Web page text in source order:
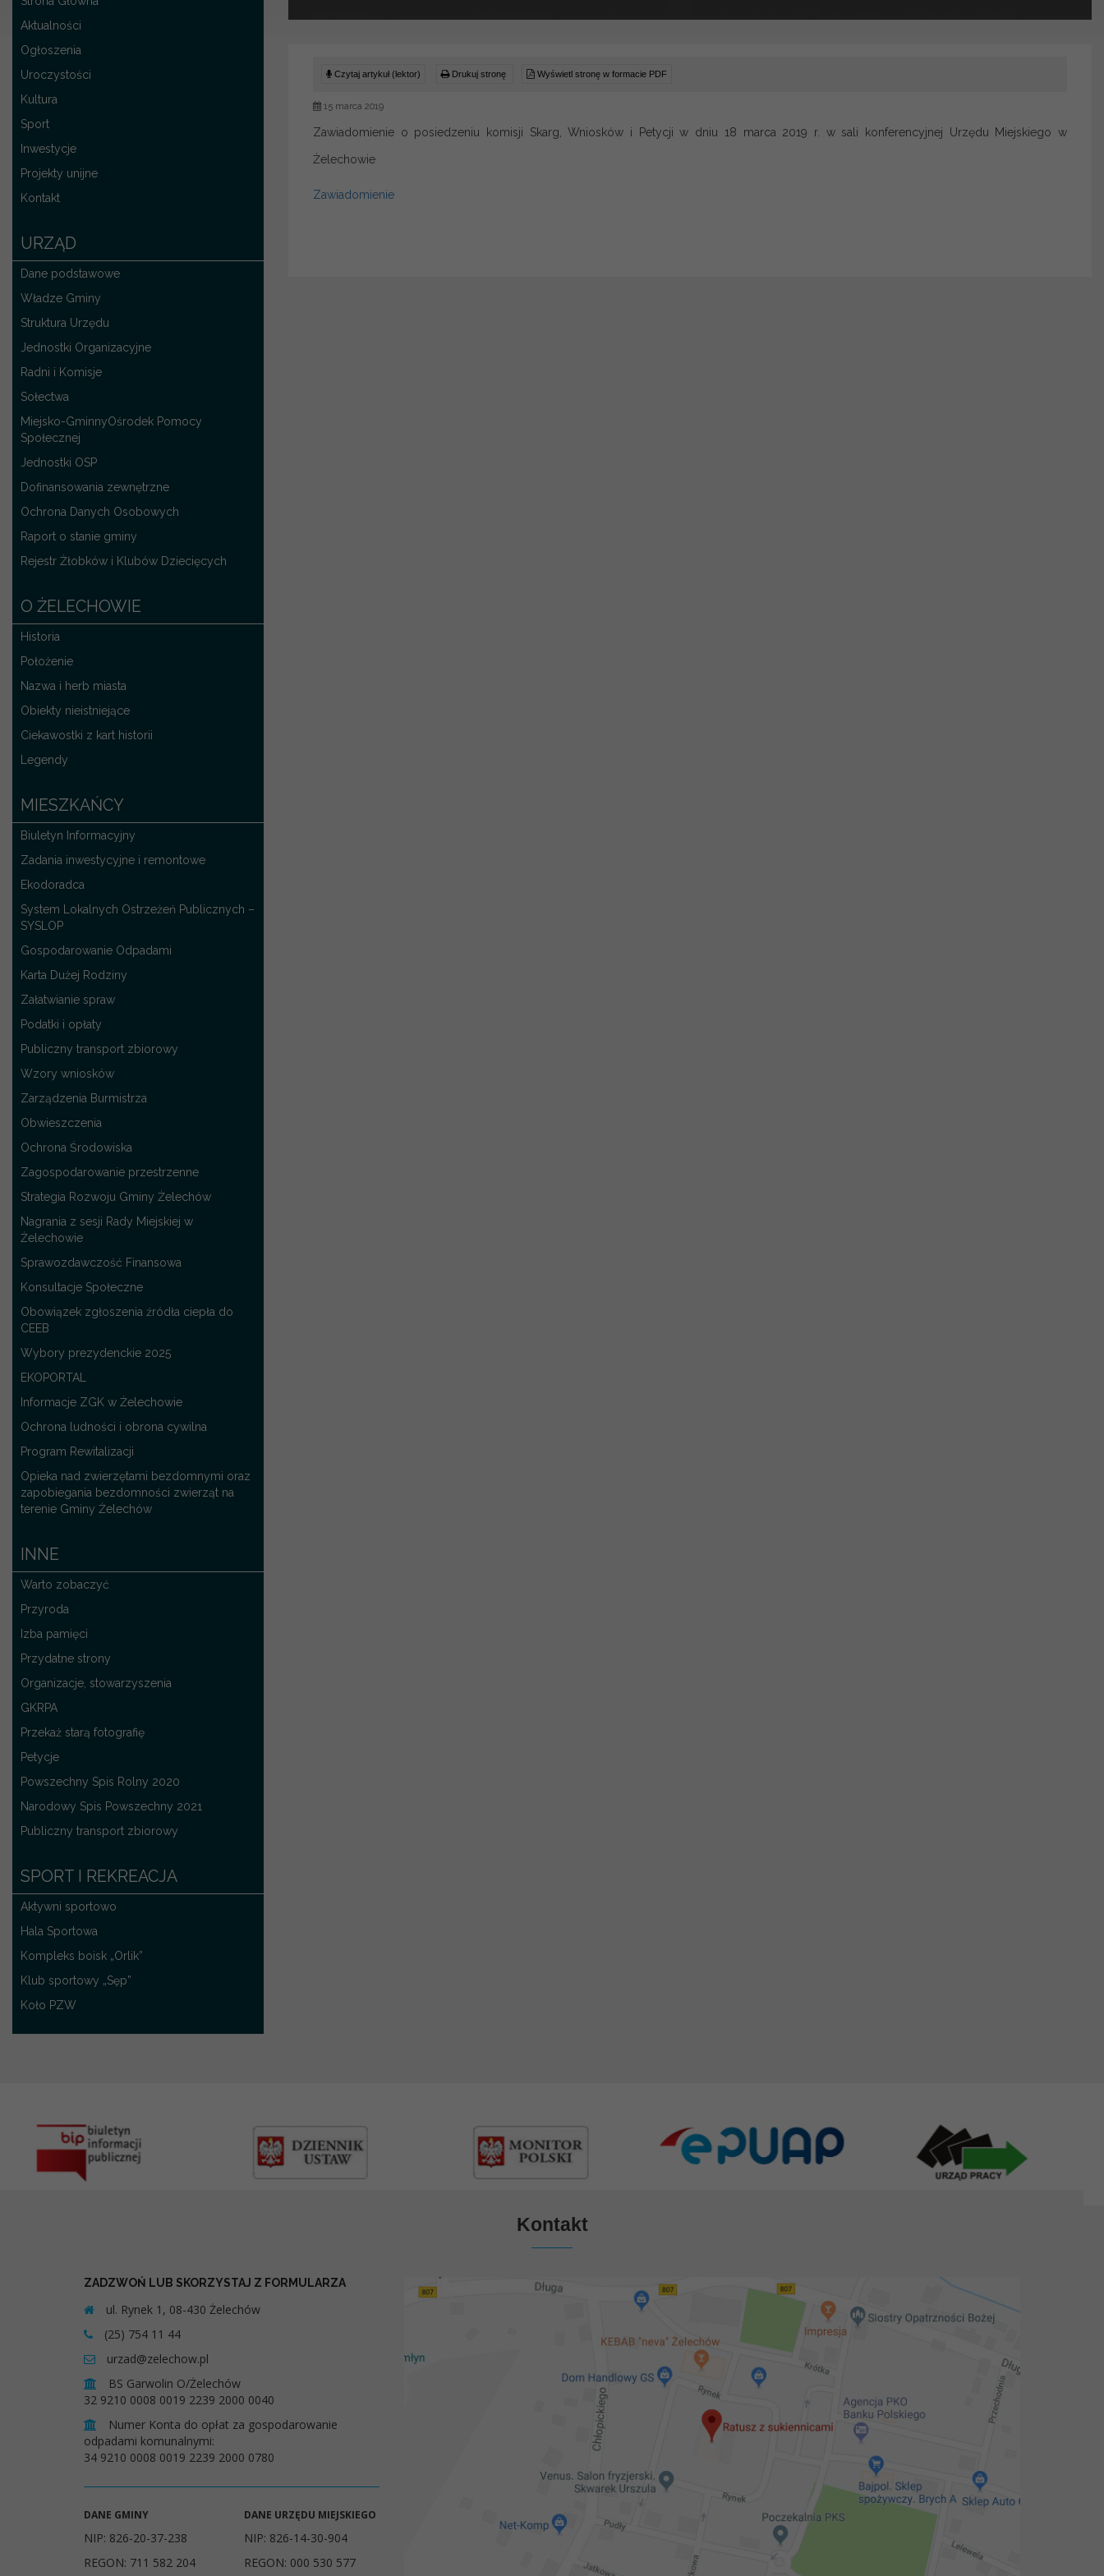
Aktualności
Ogłoszenia
Uroczystości
Kultura
Sport
Inwestycje
Projekty unijne
Kontakt
URZĄD
Dane podstawowe
Władze Gminy
Struktura Urzędu
Jednostki Organizacyjne
Radni i Komisje
Sołectwa
Miejsko-GminnyOśrodek Pomocy
Społecznej
Jednostki OSP
Dofinansowania zewnętrzne
Ochrona Danych Osobowych
Raport o stanie gminy
Rejestr Żłobków i Klubów Dziecięcych
O ŻELECHOWIE
Historia
Położenie
Nazwa i herb miasta
Obiekty nieistniejące
Ciekawostki z kart historii
Legendy
MIESZKAŃCY
Biuletyn Informacyjny
Zadania inwestycyjne i remontowe
Ekodoradca
System Lokalnych Ostrzeżeń Publicznych –
SYSLOP
Gospodarowanie Odpadami
Karta Dużej Rodziny
Załatwianie spraw
Podatki i opłaty
Publiczny transport zbiorowy
Wzory wniosków
Zarządzenia Burmistrza
Obwieszczenia
Ochrona Środowiska
Zagospodarowanie przestrzenne
Strategia Rozwoju Gminy Żelechów
Nagrania z sesji Rady Miejskiej w
Żelechowie
Sprawozdawczość Finansowa
Konsultacje Społeczne
Obowiązek zgłoszenia źródła ciepła do
CEEB
Wybory prezydenckie 2025
EKOPORTAL
Informacje ZGK w Żelechowie
Ochrona ludności i obrona cywilna
Program Rewitalizacji
Opieka nad zwierzętami bezdomnymi oraz
zapobiegania bezdomności zwierząt na
terenie Gminy Żelechów
INNE
Warto zobaczyć
Przyroda
Izba pamięci
Przydatne strony
Organizacje, stowarzyszenia
GKRPA
Przekaż starą fotografię
Petycje
Powszechny Spis Rolny 2020
Narodowy Spis Powszechny 2021
Publiczny transport zbiorowy
SPORT I REKREACJA
Aktywni sportowo
Hala Sportowa
Kompleks boisk „Orlik”
Klub sportowy „Sęp”
Koło PZW
Czytaj artykuł (lektor) Drukuj stronę Wyświetl stronę w formacie PDF
15 marca 2019
Zawiadomienie o posiedzeniu komisji Skarg, Wniosków i Petycji w dniu 18 marca 2019 r. w sali konferencyjnej Urzędu Miejskiego w
Żelechowie
Zawiadomienie
Kontakt
ZADZWOŃ LUB SKORZYSTAJ Z FORMULARZA
ul. Rynek 1, 08-430 Żelechów
(25) 754 11 44
urzad@zelechow.pl
BS Garwolin O/Żelechów
32 9210 0008 0019 2239 2000 0040
Numer Konta do opłat za gospodarowanie
odpadami komunalnymi:
34 9210 0008 0019 2239 2000 0780
DANE GMINY
NIP: 826-20-37-238
REGON: 711 582 204
DANE URZĘDU MIEJSKIEGO
NIP: 826-14-30-904
REGON: 000 530 577